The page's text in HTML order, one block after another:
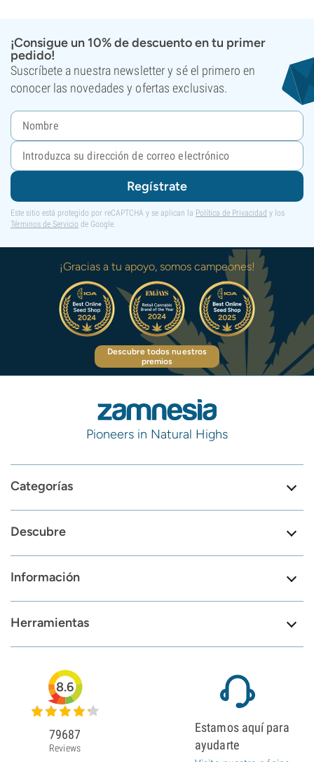
¡Consigue un 10% de descuento en tu primer
pedido!
Suscríbete a nuestra newsletter y sé el primero en
conocer las novedades y ofertas exclusivas.
Regístrate
Este sitio está protegido por reCAPTCHA y se aplican la Política de Privacidad y los
Términos de Servicio de Google.
¡Gracias a tu apoyo, somos campeones!
Descubre todos nuestros
premios
Pioneers in Natural Highs
Categorías
Descubre
Información
Herramientas
8.6
79687
Reviews
Estamos aquí para
ayudarte